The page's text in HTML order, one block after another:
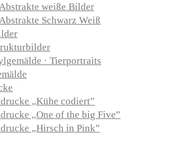
weiße Bilder
Schwarz Weiß
· Tierportraits
„Kühe codiert”
„One of the big Five”
„Hirsch in Pink”